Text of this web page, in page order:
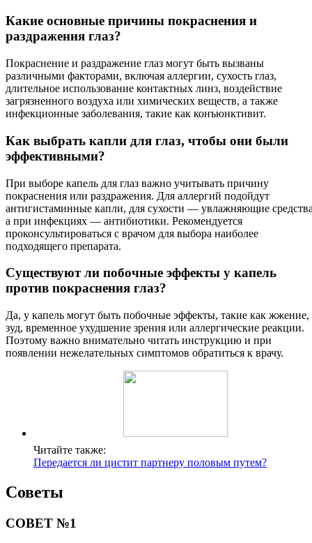
Какие основные причины покраснения и
раздражения глаз?
Покраснение и раздражение глаз могут быть вызваны
различными факторами, включая аллергии, сухость глаз,
длительное использование контактных линз, воздействие
загрязненного воздуха или химических веществ, а также
инфекционные заболевания, такие как конъюнктивит.
Как выбрать капли для глаз, чтобы они были
эффективными?
При выборе капель для глаз важно учитывать причину
покраснения или раздражения. Для аллергий подойдут
антигистаминные капли, для сухости — увлажняющие
а при инфекциях — антибиотики. Рекомендуется
проконсультироваться с врачом для выбора наиболее
подходящего препарата.
Существуют ли побочные эффекты у капель
против покраснения глаз?
Да, у капель могут быть побочные эффекты, такие как жжение,
зуд, временное ухудшение зрения или аллергические реакции.
Поэтому важно внимательно читать инструкцию и при
появлении нежелательных симптомов обратиться к врачу.
Читайте также:
Передается ли цистит партнеру половым путем?
Советы
СОВЕТ №1